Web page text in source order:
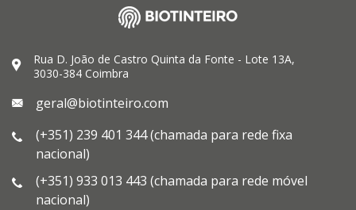
Rua D. João de Castro Quinta da Fonte - Lote 13A,
3030-384 Coimbra
geral@biotinteiro.com
(+351) 239 401 344 (chamada para rede fixa
nacional)
(+351) 933 013 443 (chamada para rede móvel
nacional)